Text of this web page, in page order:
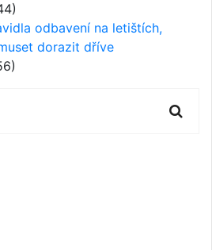
odbavení na letištích,
dorazit dříve